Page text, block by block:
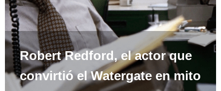
Robert Redford, el actor que
convirtió el Watergate en mito